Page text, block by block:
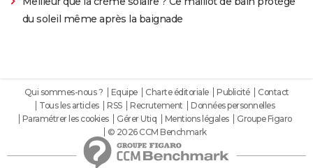
du soleil même après la baignade
Qui sommes-nous ? Equipe Charte éditoriale Publicité
Contact
Tous les articles
RSS Recrutement
Données personnelles
Paramétrer les cookies
Gérer Utiq Mentions légales
Groupe Figaro
© 2026 CCM Benchmark